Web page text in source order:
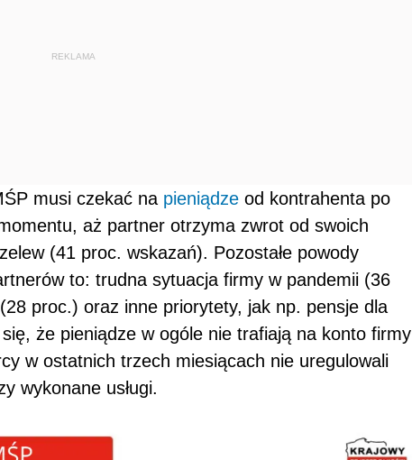
REKLAMA
musi czekać na pieniądze od kontrahenta po
aż partner otrzyma zwrot od swoich
(41 proc. wskazań). Pozostałe powody
to: trudna sytuacja firmy w pandemii (36
proc.) oraz inne priorytety, jak np. pensje dla
że pieniądze w ogóle nie trafiają na konto firmy
w ostatnich trzech miesiącach nie uregulowali
wykonane usługi.